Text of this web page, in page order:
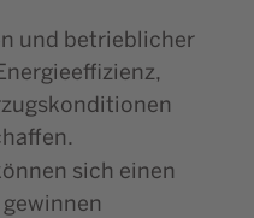
und betrieblicher
sich einen